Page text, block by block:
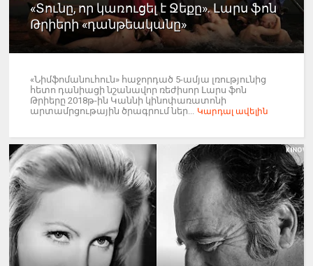
«Տունը, որ կառուցել է Ջեքը». Լարս ֆոն
Թրիերի «դանթեականը»
«Նիմֆոմանուհուն» հաջորդած 5-ամյա լռությունից
հետո դանիացի նշանավոր ռեժիսոր Լարս ֆոն
Թրիերը 2018թ-ին Կաննի կինոփառատոնի
արտամրցութային ծրագրում ներ... Կարդալ ավելին